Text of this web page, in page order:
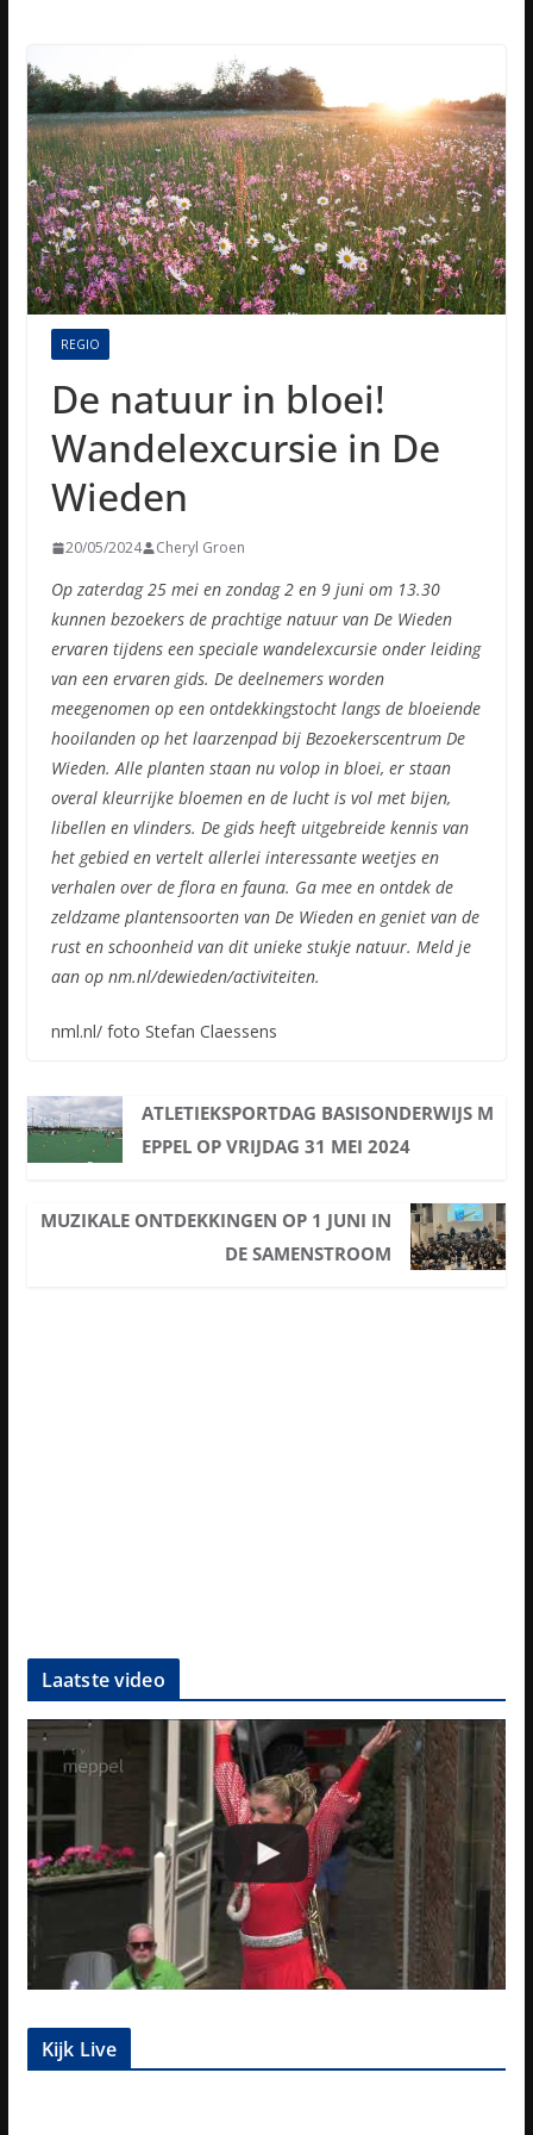
REGIO
De natuur in bloei!
Wandelexcursie in De
Wieden
20/05/2024 Cheryl Groen
Op zaterdag 25 mei en zondag 2 en 9 juni om 13.30
kunnen bezoekers de prachtige natuur van De Wieden
ervaren tijdens een speciale wandelexcursie onder leiding
van een ervaren gids. De deelnemers worden
meegenomen op een ontdekkingstocht langs de bloeiende
hooilanden op het laarzenpad bij Bezoekerscentrum De
Wieden. Alle planten staan nu volop in bloei, er staan
overal kleurrijke bloemen en de lucht is vol met bijen,
libellen en vlinders. De gids heeft uitgebreide kennis van
het gebied en vertelt allerlei interessante weetjes en
verhalen over de flora en fauna. Ga mee en ontdek de
zeldzame plantensoorten van De Wieden en geniet van de
rust en schoonheid van dit unieke stukje natuur. Meld je
aan op nm.nl/dewieden/activiteiten.
nml.nl/ foto Stefan Claessens
ATLETIEKSPORTDAG BASISONDERWIJS M
EPPEL OP VRIJDAG 31 MEI 2024
MUZIKALE ONTDEKKINGEN OP 1 JUNI IN
DE SAMENSTROOM
Laatste video
Kijk Live